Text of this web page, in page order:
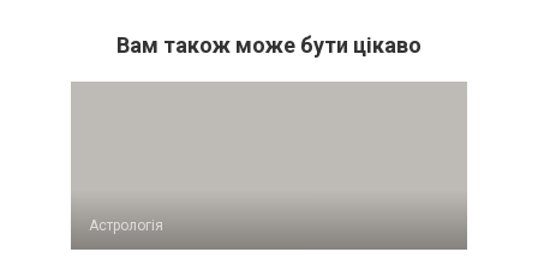
Вам також може бути цікаво
Астрологія